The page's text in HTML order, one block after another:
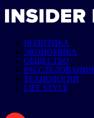
ПОЛИТИКА
ЭКОНОМИКА
ОБЩЕСТВО
РАССЛЕДОВАНИЯ
ТЕХНОЛОГИИ
LIFE STYLE